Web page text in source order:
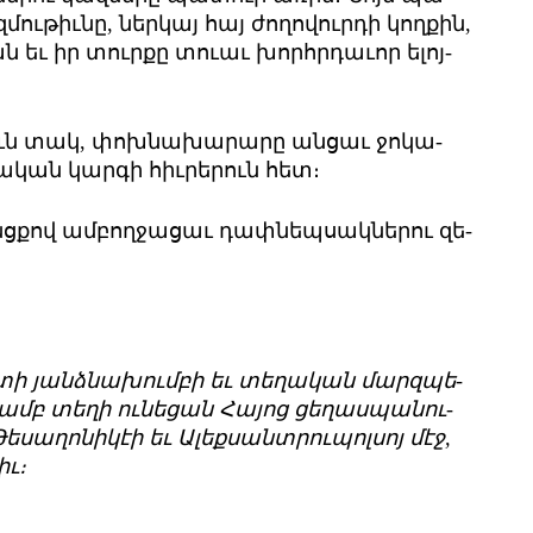
ներ­կայ հայ ժո­ղո­վուր­դի կող­քին,
իր տուր­քը տո­ւաւ խորհր­դա­ւոր ե­լոյ­
տակ, փոխ­նա­խա­րա­րը ան­ցաւ ջո­կա­
կար­գի հիւ­րե­րուն հետ։
ամ­բող­ջա­ցաւ դափ­նեպ­սակ­նե­րու զե­
յանձ­նա­խում­բի եւ տե­ղա­կան մարզ­պե­
տե­ղի ու­նե­ցան ­Հա­յոց ցե­ղաս­պա­նու­
եւ Ա­լեք­սանտ­րու­պոլ­սոյ մէջ,